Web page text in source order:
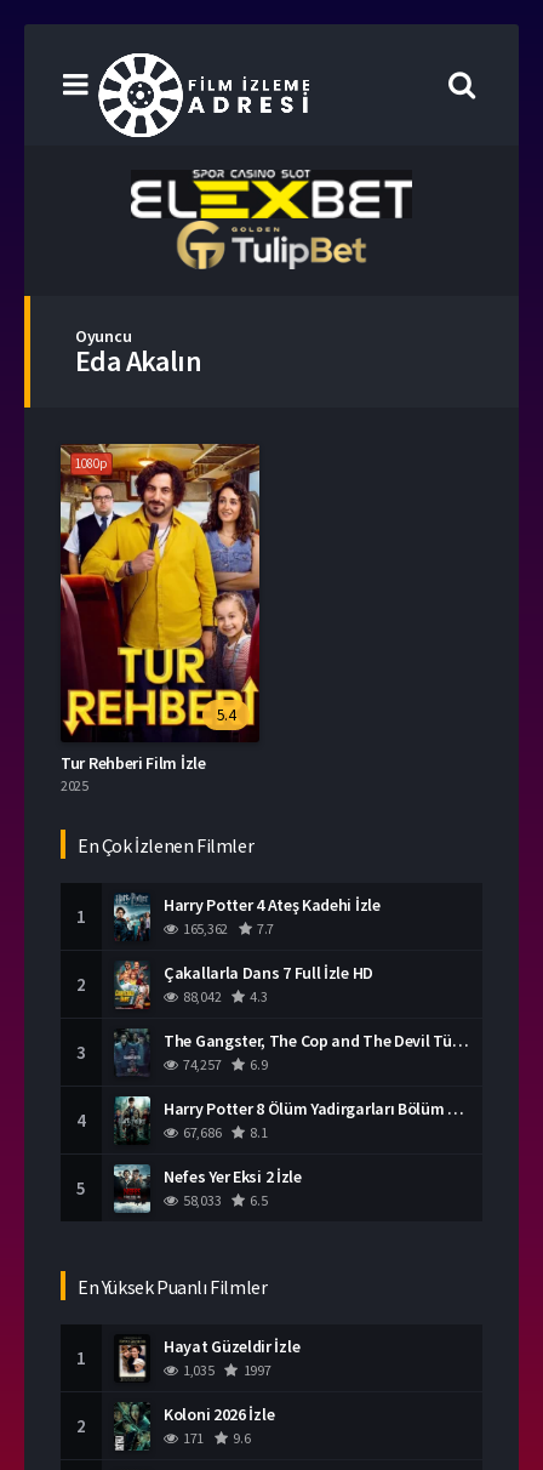
Oyuncu
Eda Akalın
1080p
5.4
Tur Rehberi Film İzle
2025
En Çok İzlenen Filmler
1 Harry Potter 4 Ateş Kadehi İzle
165,362 7.7
2 Çakallarla Dans 7 Full İzle HD
88,042 4.3
3 The Gangster, The Cop and The Devil Türkçe Dublaj İzle
74,257 6.9
4 Harry Potter 8 Ölüm Yadirgarları Bölüm 2 İzle
67,686 8.1
5 Nefes Yer Eksi 2 İzle
58,033 6.5
En Yüksek Puanlı Filmler
1 Hayat Güzeldir İzle
1,035 1997
2 Koloni 2026 İzle
171 9.6